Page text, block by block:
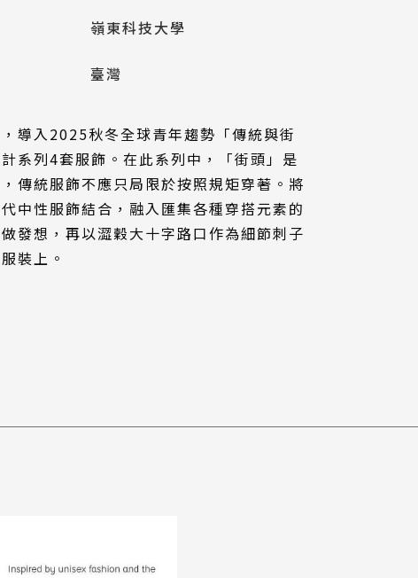
嶺東科技大學
臺灣
導入2025秋冬全球青年趨勢「傳統與街
系列4套服飾。在此系列中，「街頭」是
傳統服飾不應只局限於按照規矩穿著。將
中性服飾結合，融入匯集各種穿搭元素的
發想，再以澀穀大十字路口作為細節刺子
裝上。